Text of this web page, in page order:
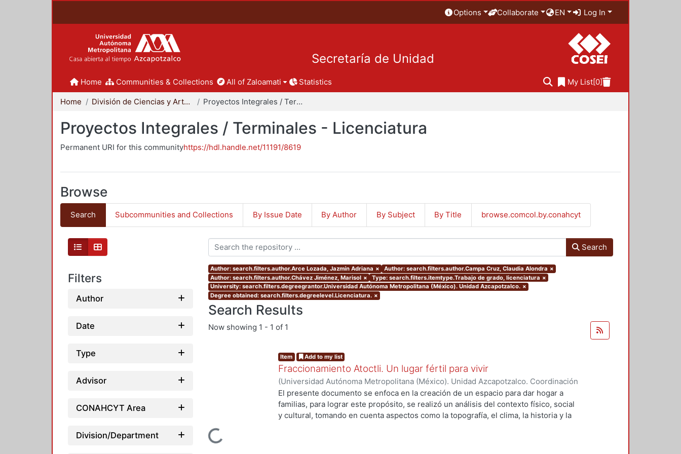
Options Collaborate EN Log In
Secretaría de Unidad
Home Communities & Collections All of Zaloamati Statistics My List[0]
Home División de Ciencias y Artes para el Diseño Proyectos Integrales / Terminales - Licenciatura
Proyectos Integrales / Terminales - Licenciatura
Permanent URI for this communityhttps://hdl.handle.net/11191/8619
Browse
Search Subcommunities and Collections By Issue Date By Author By Subject By Title browse.comcol.by.conahcyt
Filters
Author
Date
Type
Advisor
CONAHCYT Area
Division/Department
Search
Author: search.filters.author.Arce Lozada, Jazmín Adriana × Author: search.filters.author.Campa Cruz, Claudia Alondra ×
Author: search.filters.author.Chávez Jiménez, Marisol × Type: search.filters.itemtype.Trabajo de grado, licenciatura ×
University: search.filters.degreegrantor.Universidad Autónoma Metropolitana (México). Unidad Azcapotzalco. ×
Degree obtained: search.filters.degreelevel.Licenciatura. ×
Search Results
Now showing 1 - 1 of 1
Loading...
Item Add to my list
Fraccionamiento Atoctli. Un lugar fértil para vivir
(Universidad Autónoma Metropolitana (México). Unidad Azcapotzalco. Coordinación
de Servicios de Información.,2023-06-30)Campa Cruz, Claudia Alondra;Arce
Lozada, Jazmín Adriana; Chávez Jiménez, Marisol
El presente documento se enfoca en la creación de un espacio para dar hogar a
familias, para lograr este propósito, se realizó un análisis del contexto físico, social
y cultural, tomando en cuenta aspectos como la topografía, el clima, la historia y la